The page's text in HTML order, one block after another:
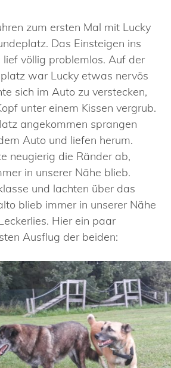
zum ersten Mal mit Lucky
Das Einsteigen ins
völlig problemlos. Auf der
war Lucky etwas nervös
sich im Auto zu verstecken,
unter einem Kissen vergrub.
angekommen sprangen
Auto und liefen herum.
neugierig die Ränder ab,
in unserer Nähe blieb.
und lachten über das
blieb immer in unserer Nähe
Hier ein paar
Ausflug der beiden: